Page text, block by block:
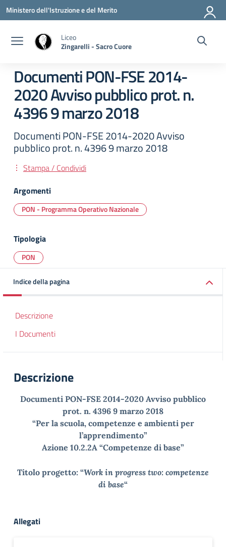
Vai ai contenuti
Vai al menu di navigazione
Vai al footer
Ministero dell'Istruzione e del Merito
Liceo
Zingarelli - Sacro Cuore
Documenti PON-FSE 2014-
2020 Avviso pubblico prot. n.
4396 9 marzo 2018
Documenti PON-FSE 2014-2020 Avviso
pubblico prot. n. 4396 9 marzo 2018
Stampa / Condividi
Argomenti
PON - Programma Operativo Nazionale
Tipologia
PON
Indice della pagina
Descrizione
I Documenti
Descrizione
Documenti PON-FSE 2014-2020 Avviso pubblico
prot. n. 4396 9 marzo 2018
“Per la scuola, competenze e ambienti per
l’apprendimento”
Azione 10.2.2A “Competenze di base”
Titolo progetto: “Work in progress two: competenze
di base“
Allegati